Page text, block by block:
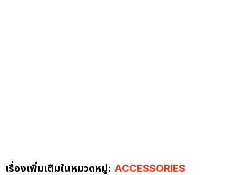
เรื่องเพิ่มเติมในหมวดหมู่: ACCESSORIES